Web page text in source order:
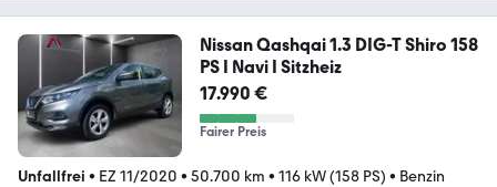
Nissan Qashqai 1.3 DIG-T Shiro 158
PS I Navi I Sitzheiz
17.990 €
Fairer Preis
Unfallfrei • EZ 11/2020 • 50.700 km • 116 kW (158 PS) • Benzin